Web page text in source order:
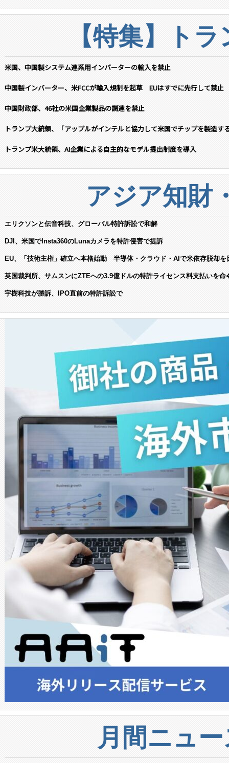
【特集】ト
米国、中国製システム連系用インバーターの輸入を禁止
中国製インバーター、米FCCが輸入規制を起草 EUはすでに先行して禁止
中国財政部、46社の米国企業製品の調達を禁止
トランプ大統領、「アップルがインテルと協力して米国でチップを製造す
トランプ米大統領、AI企業による自主的なモデル提出制度を導入
アジア知財
エリクソンと伝音科技、グローバル特許訴訟で和解
DJI、米国でInsta360のLunaカメラを特許侵害で提訴
EU、「技術主権」確立へ本格始動 半導体・クラウド・AIで米依存脱却を
英国裁判所、サムスンにZTEへの3.9億ドルの特許ライセンス料支払いを命
宇樹科技が勝訴、IPO直前の特許訴訟で
月間ニュ